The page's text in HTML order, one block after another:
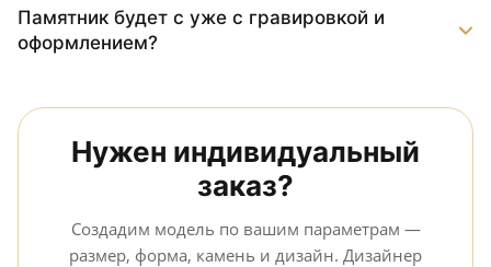
Памятник будет с уже с гравировкой и
оформлением?
Нужен индивидуальный
заказ?
Создадим модель по вашим параметрам —
размер, форма, камень и дизайн. Дизайнер